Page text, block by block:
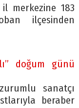
il merkezine 183
ilçesinden
doğum günü
sanatçı
beraber